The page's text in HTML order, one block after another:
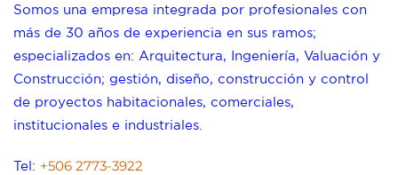
Somos una empresa integrada por profesionales con
más de 30 años de experiencia en sus ramos;
especializados en: Arquitectura, Ingeniería, Valuación y
Construcción; gestión, diseño, construcción y control
de proyectos habitacionales, comerciales,
institucionales e industriales.
Tel: +506 2773-3922